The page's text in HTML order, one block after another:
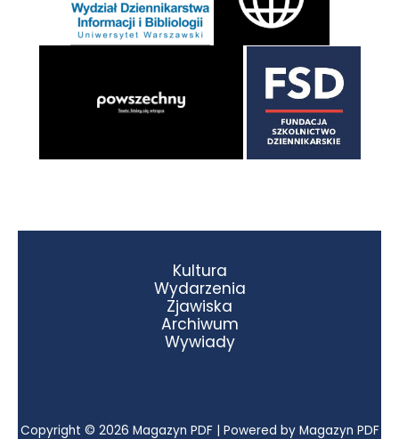
Kultura
Wydarzenia
Zjawiska
Archiwum
Wywiady
Copyright © 2026 Magazyn PDF | Powered by Magazyn PDF